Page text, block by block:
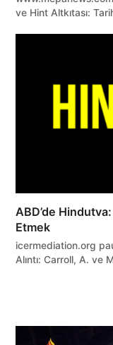
ve Hint Altkıtası:
ABD’de
Etmek
icermediation.org
Alıntı: Carroll, A. ve